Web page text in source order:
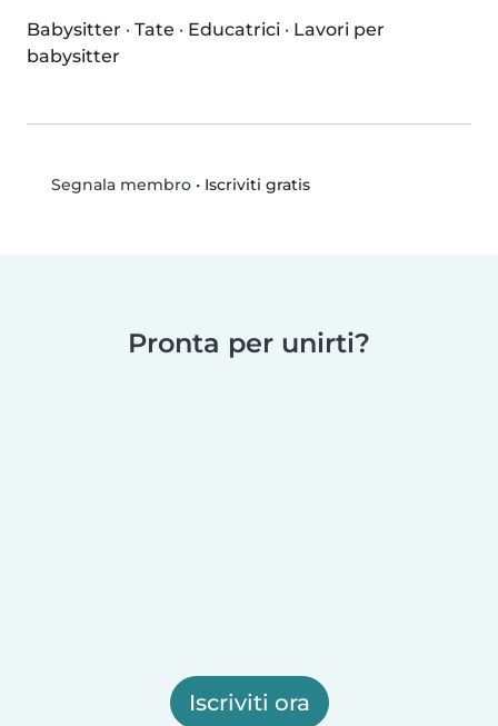
Babysitter · Tate · Educatrici · Lavori per
babysitter
Segnala membro• Iscriviti gratis
Pronta per unirti?
Iscriviti ora